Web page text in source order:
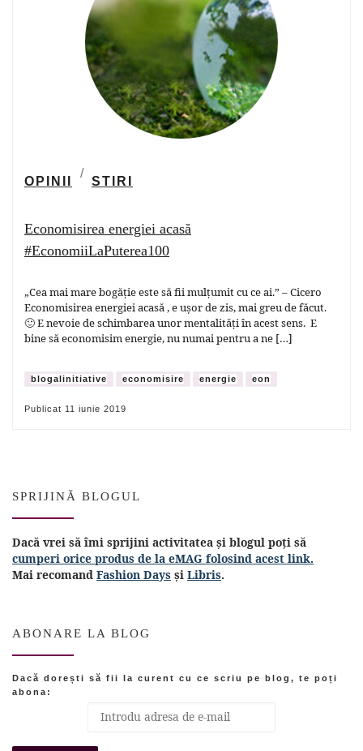
OPINII STIRI
Economisirea energiei acasă
#EconomiiLaPuterea100
„Cea mai mare bogăție este să fii mulțumit cu ce ai.” – Cicero
Economisirea energiei acasă , e ușor de zis, mai greu de făcut.
🙂 E nevoie de schimbarea unor mentalități în acest sens. E
bine să economisim energie, nu numai pentru a ne […]
blogalinitiative economisire energie eon
Publicat 11 iunie 2019
SPRIJINĂ BLOGUL
Dacă vrei să îmi sprijini activitatea și blogul poți să
cumperi orice produs de la eMAG folosind acest link.
Mai recomand Fashion Days și Libris.
ABONARE LA BLOG
Dacă dorești să fii la curent cu ce scriu pe blog, te poți
abona: